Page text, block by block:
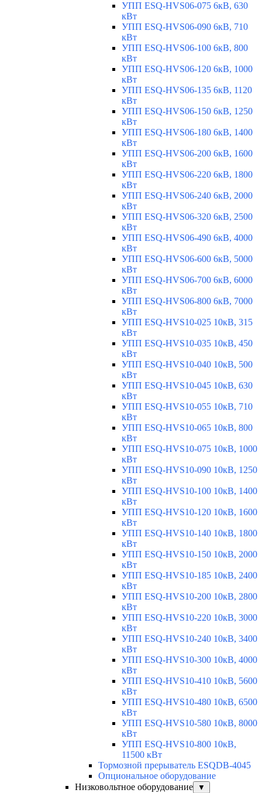
УПП ESQ-HVS06-075 6кВ, 630
кВт
УПП ESQ-HVS06-090 6кВ, 710
кВт
УПП ESQ-HVS06-100 6кВ, 800
кВт
УПП ESQ-HVS06-120 6кВ, 1000
кВт
УПП ESQ-HVS06-135 6кВ, 1120
кВт
УПП ESQ-HVS06-150 6кВ, 1250
кВт
УПП ESQ-HVS06-180 6кВ, 1400
кВт
УПП ESQ-HVS06-200 6кВ, 1600
кВт
УПП ESQ-HVS06-220 6кВ, 1800
кВт
УПП ESQ-HVS06-240 6кВ, 2000
кВт
УПП ESQ-HVS06-320 6кВ, 2500
кВт
УПП ESQ-HVS06-490 6кВ, 4000
кВт
УПП ESQ-HVS06-600 6кВ, 5000
кВт
УПП ESQ-HVS06-700 6кВ, 6000
кВт
УПП ESQ-HVS06-800 6кВ, 7000
кВт
УПП ESQ-HVS10-025 10кВ, 315
кВт
УПП ESQ-HVS10-035 10кВ, 450
кВт
УПП ESQ-HVS10-040 10кВ, 500
кВт
УПП ESQ-HVS10-045 10кВ, 630
кВт
УПП ESQ-HVS10-055 10кВ, 710
кВт
УПП ESQ-HVS10-065 10кВ, 800
кВт
УПП ESQ-HVS10-075 10кВ, 1000
кВт
УПП ESQ-HVS10-090 10кВ, 1250
кВт
УПП ESQ-HVS10-100 10кВ, 1400
кВт
УПП ESQ-HVS10-120 10кВ, 1600
кВт
УПП ESQ-HVS10-140 10кВ, 1800
кВт
УПП ESQ-HVS10-150 10кВ, 2000
кВт
УПП ESQ-HVS10-185 10кВ, 2400
кВт
УПП ESQ-HVS10-200 10кВ, 2800
кВт
УПП ESQ-HVS10-220 10кВ, 3000
кВт
УПП ESQ-HVS10-240 10кВ, 3400
кВт
УПП ESQ-HVS10-300 10кВ, 4000
кВт
УПП ESQ-HVS10-410 10кВ, 5600
кВт
УПП ESQ-HVS10-480 10кВ, 6500
кВт
УПП ESQ-HVS10-580 10кВ, 8000
кВт
УПП ESQ-HVS10-800 10кВ,
11500 кВт
Тормозной прерыватель ESQDB-4045
Опциональное оборудование
Низковольтное оборудование
▼